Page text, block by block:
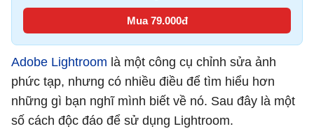
Mua 79.000đ
Adobe Lightroom là một công cụ chỉnh sửa ảnh
phức tạp, nhưng có nhiều điều để tìm hiểu hơn
những gì bạn nghĩ mình biết về nó. Sau đây là một
số cách độc đáo để sử dụng Lightroom.